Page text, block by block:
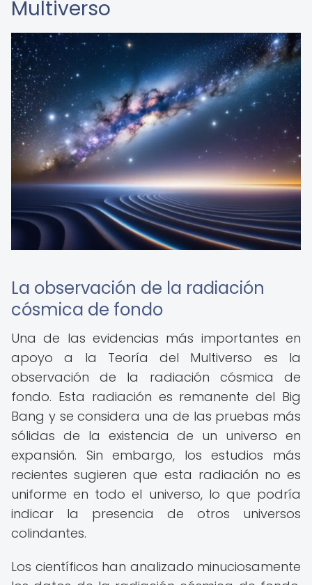
Multiverso
La observación de la radiación
cósmica de fondo
Una de las evidencias más importantes en
apoyo a la Teoría del Multiverso es la
observación de la radiación cósmica de
fondo. Esta radiación es remanente del Big
Bang y se considera una de las pruebas más
sólidas de la existencia de un universo en
expansión. Sin embargo, los estudios más
recientes sugieren que esta radiación no es
uniforme en todo el universo, lo que podría
indicar la presencia de otros universos
colindantes.
Los científicos han analizado minuciosamente